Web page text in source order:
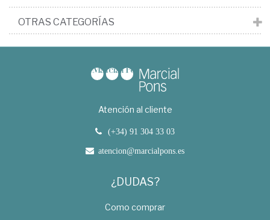
OTRAS CATEGORÍAS
Atención al cliente
(+34) 91 304 33 03
atencion@marcialpons.es
¿DUDAS?
Como comprar